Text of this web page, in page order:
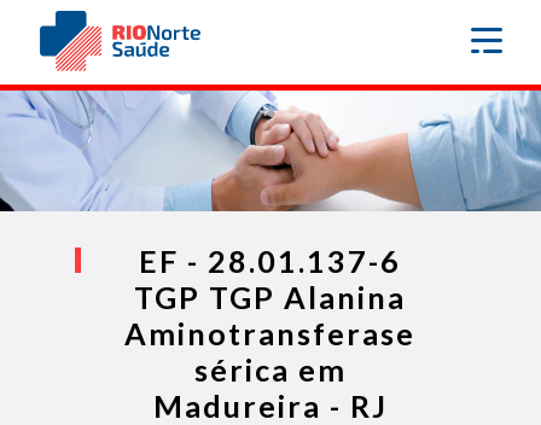
EF - 28.01.137-6
TGP TGP Alanina
Aminotransferase
sérica em
Madureira - RJ